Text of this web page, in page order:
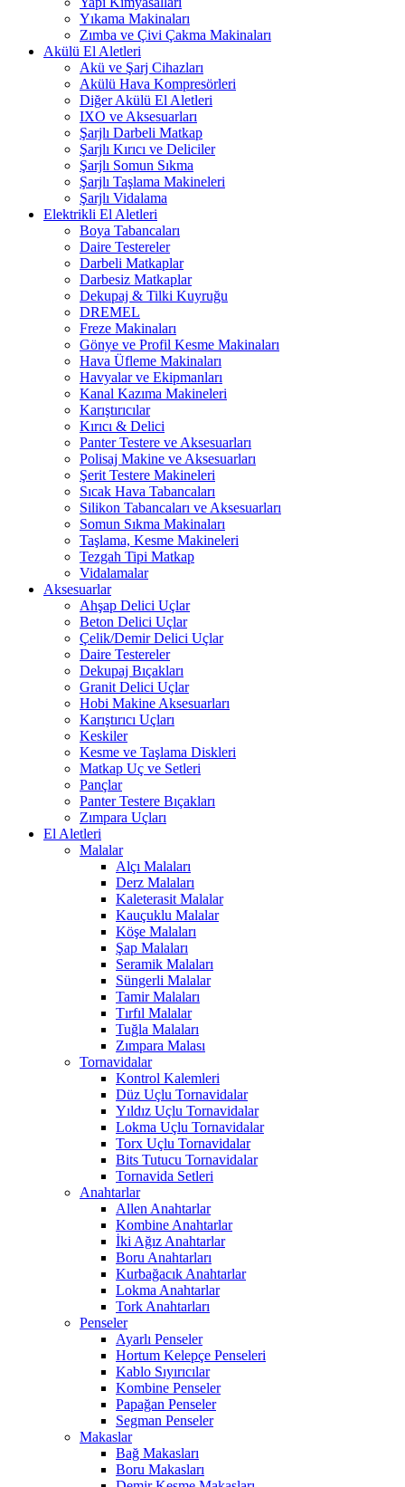
Yıkama Makinaları
Zımba ve Çivi Çakma Makinaları
Akülü El Aletleri
Akü ve Şarj Cihazları
Akülü Hava Kompresörleri
Diğer Akülü El Aletleri
IXO ve Aksesuarları
Şarjlı Darbeli Matkap
Şarjlı Kırıcı ve Deliciler
Şarjlı Somun Sıkma
Şarjlı Taşlama Makineleri
Şarjlı Vidalama
Elektrikli El Aletleri
Boya Tabancaları
Daire Testereler
Darbeli Matkaplar
Darbesiz Matkaplar
Dekupaj & Tilki Kuyruğu
DREMEL
Freze Makinaları
Gönye ve Profil Kesme Makinaları
Hava Üfleme Makinaları
Havyalar ve Ekipmanları
Kanal Kazıma Makineleri
Karıştırıcılar
Kırıcı & Delici
Panter Testere ve Aksesuarları
Polisaj Makine ve Aksesuarları
Şerit Testere Makineleri
Sıcak Hava Tabancaları
Silikon Tabancaları ve Aksesuarları
Somun Sıkma Makinaları
Taşlama, Kesme Makineleri
Tezgah Tipi Matkap
Vidalamalar
Aksesuarlar
Ahşap Delici Uçlar
Beton Delici Uçlar
Çelik/Demir Delici Uçlar
Daire Testereler
Dekupaj Bıçakları
Granit Delici Uçlar
Hobi Makine Aksesuarları
Karıştırıcı Uçları
Keskiler
Kesme ve Taşlama Diskleri
Matkap Uç ve Setleri
Pançlar
Panter Testere Bıçakları
Zımpara Uçları
El Aletleri
Malalar
Alçı Malaları
Derz Malaları
Kaleterasit Malalar
Kauçuklu Malalar
Köşe Malaları
Şap Malaları
Seramik Malaları
Süngerli Malalar
Tamir Malaları
Tırfıl Malalar
Tuğla Malaları
Zımpara Malası
Tornavidalar
Kontrol Kalemleri
Düz Uçlu Tornavidalar
Yıldız Uçlu Tornavidalar
Lokma Uçlu Tornavidalar
Torx Uçlu Tornavidalar
Bits Tutucu Tornavidalar
Tornavida Setleri
Anahtarlar
Allen Anahtarlar
Kombine Anahtarlar
İki Ağız Anahtarlar
Boru Anahtarları
Kurbağacık Anahtarlar
Lokma Anahtarlar
Tork Anahtarları
Penseler
Ayarlı Penseler
Hortum Kelepçe Penseleri
Kablo Sıyırıcılar
Kombine Penseler
Papağan Penseler
Segman Penseler
Makaslar
Bağ Makasları
Boru Makasları